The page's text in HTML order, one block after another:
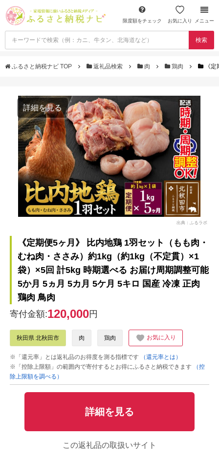
限度額をチェック お気に入り メニュー
検索
ふるさと納税ナビ TOP 返礼品検索 肉 鶏肉 《
詳細を見る
出典：ふるラボ
《定期便5ヶ月》 比内地鶏 1羽セット（もも肉・
むね肉・ささみ）約1kg（約1kg（不定貫）×1
袋）×5回 計5kg 時期選べる お届け周期調整可能
5か月 5ヵ月 5カ月 5ケ月 5キロ 国産 冷凍 正肉
鶏肉 鳥肉
寄付金額:120,000円
秋田県 北秋田市 肉 鶏肉 お気に入り
※「還元率」とは返礼品のお得度を測る指標です
（還元率とは）
※「控除上限額」の範囲内で寄付するとお得にふるさと納税できます
（控
除上限額を調べる）
詳細を見る
この返礼品の取扱いサイト